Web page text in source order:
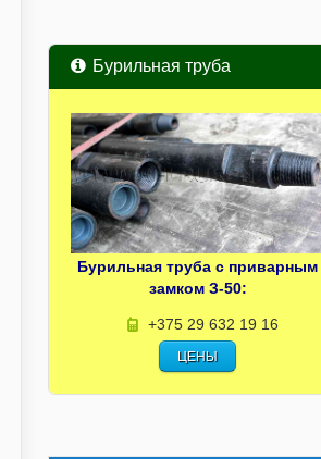
Бурильная труба
Бурильная труба с приварным
замком З-50:
+375 29 632 19 16
ЦЕНЫ